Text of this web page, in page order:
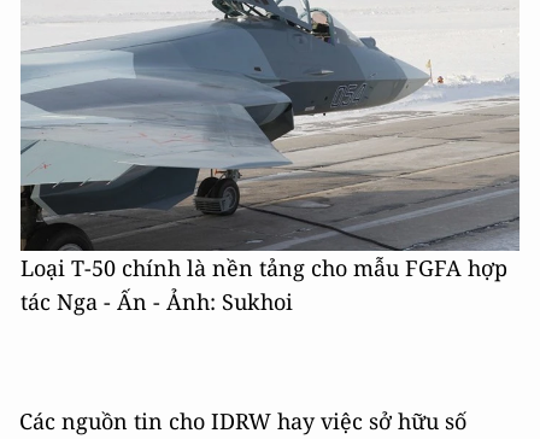
Loại T-50 chính là nền tảng cho mẫu FGFA hợp
tác Nga - Ấn - Ảnh: Sukhoi
Các nguồn tin cho IDRW hay việc sở hữu số